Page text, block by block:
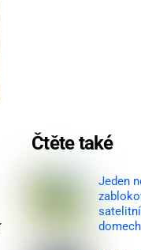
Čtěte také
Jeden
domech